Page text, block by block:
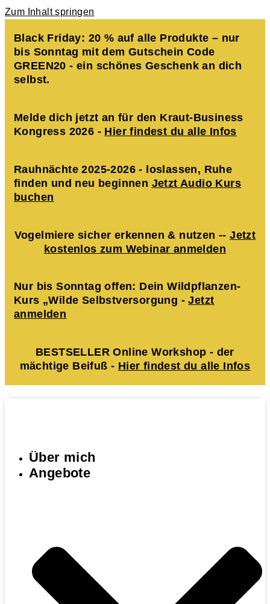
Zum Inhalt springen
Black Friday: 20 % auf alle Produkte – nur
bis Sonntag mit dem Gutschein Code
GREEN20 - ein schönes Geschenk an dich
selbst.
Melde dich jetzt an für den Kraut-Business
Kongress 2026 - Hier findest du alle Infos
Rauhnächte 2025-2026 - loslassen, Ruhe
finden und neu beginnen Jetzt Audio Kurs
buchen
Vogelmiere sicher erkennen & nutzen --Jetzt
kostenlos zum Webinar anmelden
Nur bis Sonntag offen: Dein Wildpflanzen-
Kurs „Wilde Selbstversorgung -Jetzt
anmelden
BESTSELLER Online Workshop - der
mächtige Beifuß - Hier findest du alle Infos
Über mich
Angebote